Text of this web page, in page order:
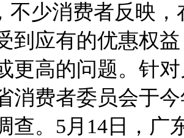
不少消费者反映
到应有的优惠权
更高的问题。针
消费者委员会于
查。5月14日，广